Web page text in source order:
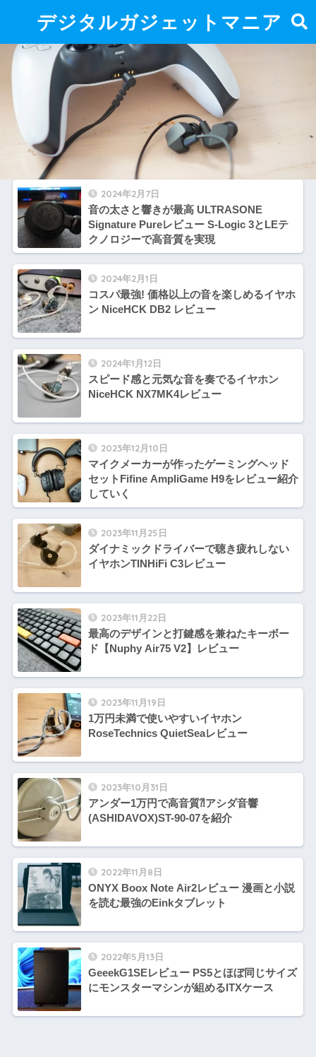
デジタルガジェットマニア
2024年2月7日
音の太さと響きが最高 ULTRASONE
Signature Pureレビュー S-Logic 3とLEテ
クノロジーで高音質を実現
2024年2月1日
コスパ最強! 価格以上の音を楽しめるイヤホ
ン NiceHCK DB2 レビュー
2024年1月12日
スピード感と元気な音を奏でるイヤホン
NiceHCK NX7MK4レビュー
2023年12月10日
マイクメーカーが作ったゲーミングヘッド
セットFifine AmpliGame H9をレビュー紹介
していく
2023年11月25日
ダイナミックドライバーで聴き疲れしない
イヤホンTINHiFi C3レビュー
2023年11月22日
最高のデザインと打鍵感を兼ねたキーボー
ド【Nuphy Air75 V2】レビュー
2023年11月19日
1万円未満で使いやすいイヤホン
RoseTechnics QuietSeaレビュー
2023年10月31日
アンダー1万円で高音質⁈アシダ音響
(ASHIDAVOX)ST-90-07を紹介
2022年11月8日
ONYX Boox Note Air2レビュー 漫画と小説
を読む最強のEinkタブレット
2022年5月13日
GeeekG1SEレビュー PS5とほぼ同じサイズ
にモンスターマシンが組めるITXケース